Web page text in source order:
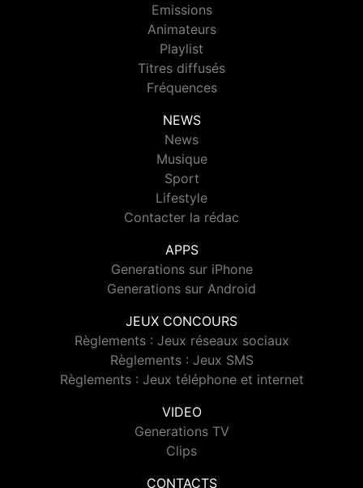
Emissions
Animateurs
Playlist
Titres diffusés
Fréquences
NEWS
News
Musique
Sport
Lifestyle
Contacter la rédac
APPS
Generations sur iPhone
Generations sur Android
JEUX CONCOURS
Règlements : Jeux réseaux sociaux
Règlements : Jeux SMS
Règlements : Jeux téléphone et internet
VIDEO
Generations TV
Clips
CONTACTS